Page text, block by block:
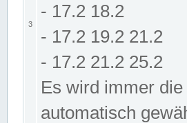
3
- 17.2 18.2
- 17.2 19.2 21.2
- 17.2 21.2 25.2
Es wird immer
automatisch